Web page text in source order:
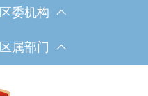
区委机构
区属部门